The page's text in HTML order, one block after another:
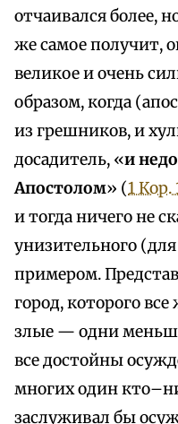
отчаивался более,
же самое получит,
великое и очень
образом, когда
из грешников, и
досадитель, «и
Апостолом» (1 Кор.
и тогда ничего не
унизительного
примером.
город, которого
злые — одни
все достойны
многих один
заслуживал бы